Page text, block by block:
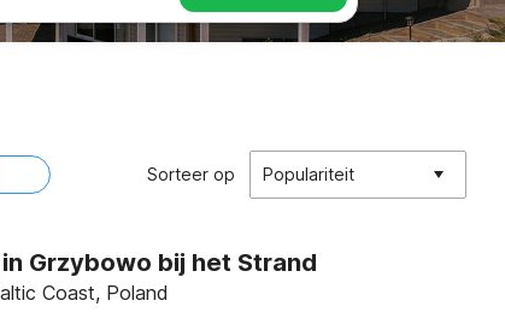
Sorteer op Populariteit
Grzybowo bij het Strand
Coast, Poland